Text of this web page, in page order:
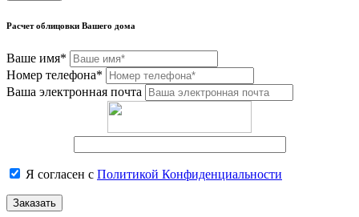
Расчет облицовки Вашего дома
Ваше имя*
Номер телефона*
Ваша электронная почта
Я согласен с Политикой Конфиденциальности
Заказать